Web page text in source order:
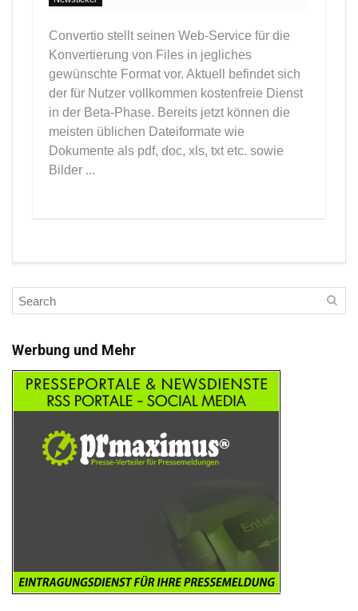
Convertio stellt seinen Web-Service für die
Konvertierung von Files in jegliches
gewünschte Format vor. Aktuell befindet sich
der für Nutzer vollkommen kostenfreie Dienst
in der Beta-Phase. Bereits jetzt können die
meisten üblichen Dateiformate wie
Dokumente als pdf, doc, xls, txt etc. sowie
Bilder ...
Werbung und Mehr